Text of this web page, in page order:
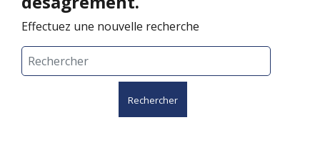
Effectuez une nouvelle recherche
Rechercher